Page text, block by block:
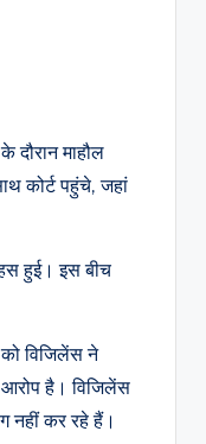
दौरान माहौल
कोर्ट पहुंचे, जहां
हुई। इस बीच
विजिलेंस ने
है। विजिलेंस
नहीं कर रहे हैं।